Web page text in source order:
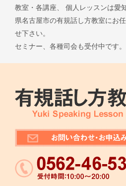
教室・各講座、 個人レッスンは愛
県名古屋市の有規話し方教室にお任
せ下さい。
セミナー、各種司会も受付中です。